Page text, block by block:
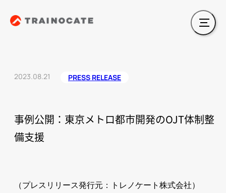
2023.08.21 PRESS RELEASE
事例公開：東京メトロ都市開発のOJT体制整
備支援
（プレスリリース発行元：トレノケート株式会社）